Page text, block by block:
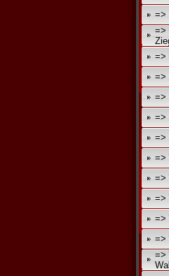
=>
=>
=>
=>
=>
=>
=>
=>
=>
=>
=>
=>
=>